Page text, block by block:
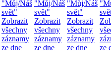
"Můj/Náš
svět"
Zobrazit
všechny
záznamy
ze dne
"Můj/Náš
svět"
Zobrazit
všechny
záznamy
ze dne
"Můj/Náš
svět"
Zobrazit
všechny
záznamy
ze dne
ze